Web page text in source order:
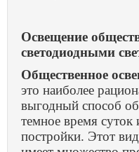
Освещение
светодиодными
Общественное
это наиболее
выгодный способ
темное время суток
постройки. Этот